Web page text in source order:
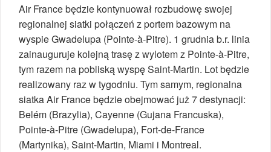
Air France będzie kontynuował rozbudowę swojej
regionalnej siatki połączeń z portem bazowym na
wyspie Gwadelupa (Pointe-à-Pitre). 1 grudnia b.r. linia
zainauguruje kolejną trasę z wylotem z Pointe-à-Pitre,
tym razem na pobliską wyspę Saint-Martin. Lot będzie
realizowany raz w tygodniu. Tym samym, regionalna
siatka Air France będzie obejmować już 7 destynacji:
Belém (Brazylia), Cayenne (Gujana Francuska),
Pointe-à-Pitre (Gwadelupa), Fort-de-France
(Martynika), Saint-Martin, Miami i Montreal.